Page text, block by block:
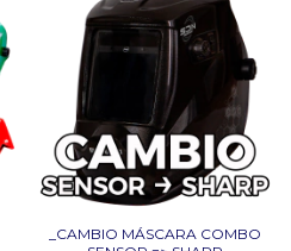
_CAMBIO MÁSCARA COMBO